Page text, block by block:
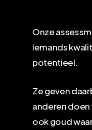
Onze
iemands
potentieel.
Ze geven
anderen doen
ook goud